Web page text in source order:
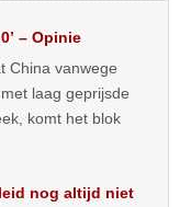
– Opinie
China vanwege
laag geprijsde
komt het blok
nog altijd niet